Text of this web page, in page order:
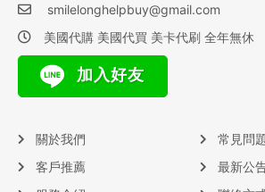
smilelonghelpbuy@gmail.com
美國代購 美國代買 美卡代刷 全年無休
加入好友
關於我們
客戶推薦
常見問題
最新公